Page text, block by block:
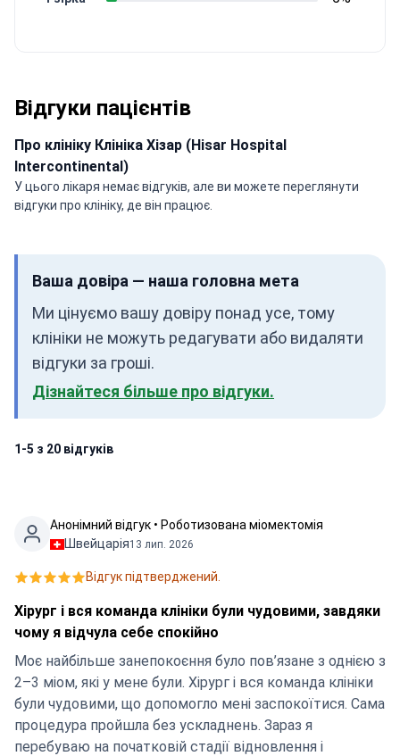
Відгуки пацієнтів
Про клініку Клініка Хізар (Hisar Hospital
Intercontinental)
У цього лікаря немає відгуків, але ви можете переглянути
відгуки про клініку, де він працює.
Ваша довіра — наша головна мета
Ми цінуємо вашу довіру понад усе, тому
клініки не можуть редагувати або видаляти
відгуки за гроші.
Дізнайтеся більше про відгуки.
1-5 з 20 відгуків
Анонімний відгук • Роботизована міомектомія
Швейцарія13 лип. 2026
Відгук підтверджений.
Хірург і вся команда клініки були чудовими, завдяки
чому я відчула себе спокійно
Моє найбільше занепокоєння було пов’язане з однією з
2–3 міом, які у мене були. Хірург і вся команда клініки
були чудовими, що допомогло мені заспокоїтися. Сама
процедура пройшла без ускладнень. Зараз я
перебуваю на початковій стадії відновлення і